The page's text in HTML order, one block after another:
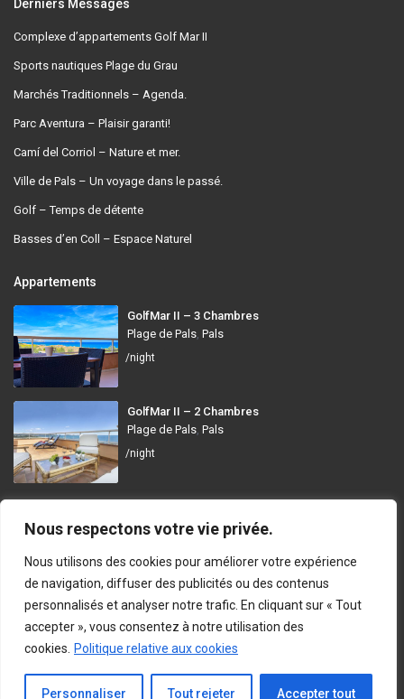
Nous respectons votre vie privée.
Nous utilisons des cookies pour améliorer votre expérience
de navigation, diffuser des publicités ou des contenus
personnalisés et analyser notre trafic. En cliquant sur « Tout
accepter », vous consentez à notre utilisation des
cookies.
Politique relative aux cookies
Personnaliser Tout rejeter Accepter tout
Derniers Messages
Complexe d’appartements Golf Mar II
Sports nautiques Plage du Grau
Marchés Traditionnels – Agenda.
Parc Aventura – Plaisir garanti!
Camí del Corriol – Nature et mer.
Ville de Pals – Un voyage dans le passé.
Golf – Temps de détente
Basses d’en Coll – Espace Naturel
Appartements
GolfMar II – 3 Chambres
Plage de Pals, Pals
/night
GolfMar II – 2 Chambres
Plage de Pals, Pals
/night
GolfMar Pals
info@golfmarpals.com
https://golfmarpals.com/
Politique de Confidentialité et Conditions d’Utilisation
En Contact